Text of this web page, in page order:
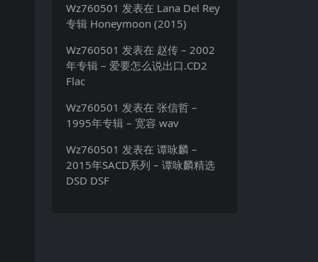
Wz760501 发表在 Lana Del Rey
专辑 Honeymoon (2015)
Wz760501 发表在 赵传 – 2002
年专辑 – 爱要怎么说出口.CD2
Flac
Wz760501 发表在 张信哲 –
1995年专辑 – 宽容 wav
Wz760501 发表在 谭咏麟 –
2015年SACD系列 – 谭咏麟精选
DSD DSF